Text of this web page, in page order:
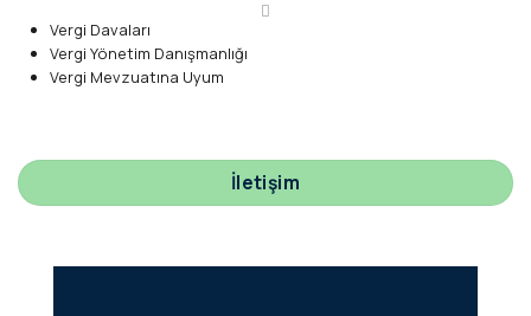
Vergi Davaları
Vergi Yönetim Danışmanlığı
Vergi Mevzuatına Uyum
İletişim